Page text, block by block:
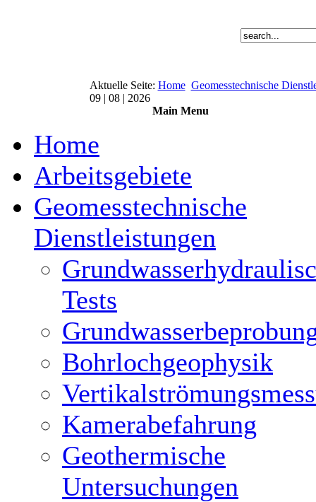
Aktuelle Seite: Home Geomesstechnische
09 | 08 | 2026
Main Menu
Home
Arbeitsgebiete
Geomesstechnische
Dienstleistungen
Tests
Bohrlochgeophysik
Kamerabefahrung
Geothermische
Untersuchungen